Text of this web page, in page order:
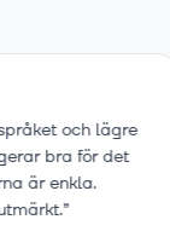
och lägre
för det
”